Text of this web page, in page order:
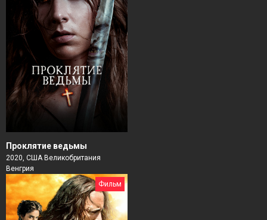
Проклятие ведьмы
2020, США Великобритания
Венгрия
Фильм